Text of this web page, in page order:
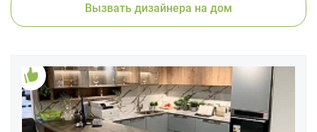
Вызвать дизайнера на дом